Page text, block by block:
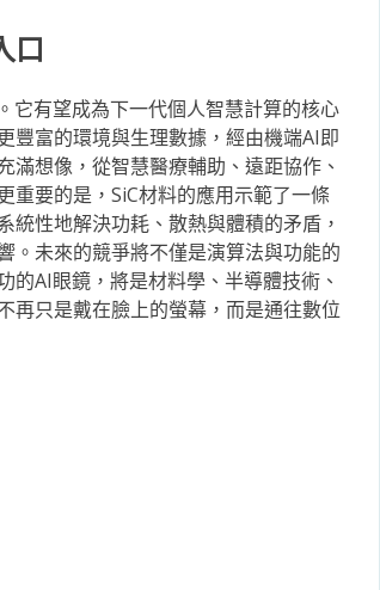
口
它有望成為下一代個人智慧計算的核心
豐富的環境與生理數據，經由機端AI即
想像，從智慧醫療輔助、遠距協作、
重要的是，SiC材料的應用示範了一條
性地解決功耗、散熱與體積的矛盾，
。未來的競爭將不僅是演算法與功能的
AI眼鏡，將是材料學、半導體技術、
再只是戴在臉上的螢幕，而是通往數位